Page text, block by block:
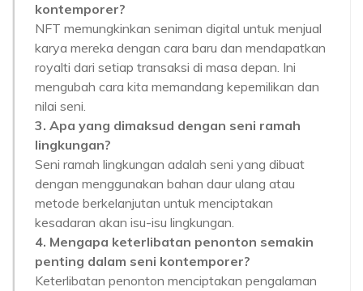
kontemporer?
NFT memungkinkan seniman digital untuk menjual
karya mereka dengan cara baru dan mendapatkan
royalti dari setiap transaksi di masa depan. Ini
mengubah cara kita memandang kepemilikan dan
nilai seni.
3. Apa yang dimaksud dengan seni ramah
lingkungan?
Seni ramah lingkungan adalah seni yang dibuat
dengan menggunakan bahan daur ulang atau
metode berkelanjutan untuk menciptakan
kesadaran akan isu-isu lingkungan.
4. Mengapa keterlibatan penonton semakin
penting dalam seni kontemporer?
Keterlibatan penonton menciptakan pengalaman